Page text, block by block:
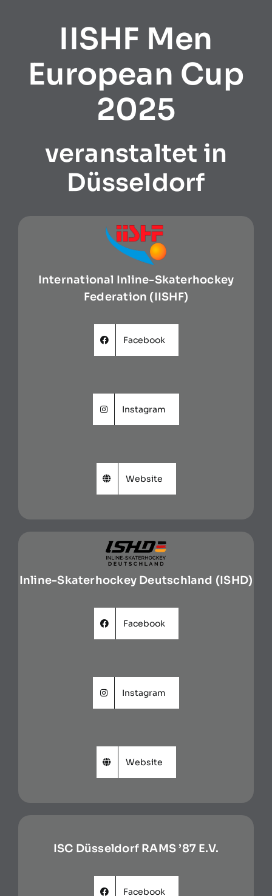
IISHF Men
European Cup
2025
veranstaltet in
Düsseldorf
International Inline-Skaterhockey
Federation (IISHF)
Facebook
Instagram
Website
Inline-Skaterhockey Deutschland (ISHD)
Facebook
Instagram
Website
ISC Düsseldorf RAMS ’87 E.V.
Facebook